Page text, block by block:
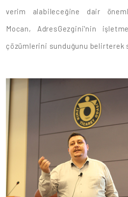
verim alabileceğine dair
Mocan, AdresGezgini'nin
çözümlerini sunduğunu